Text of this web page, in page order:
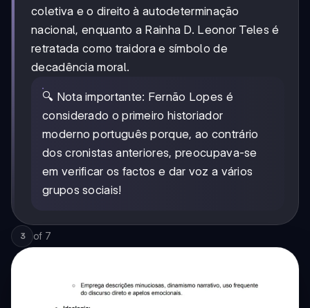
coletiva e o direito à autodeterminação
nacional, enquanto a Rainha D. Leonor Teles é
retratada como traidora e símbolo de
decadência moral.
🔍 Nota importante: Fernão Lopes é
considerado o primeiro historiador
moderno português porque, ao contrário
dos cronistas anteriores, preocupava-se
em verificar os factos e dar voz a vários
grupos sociais!
3 of 7